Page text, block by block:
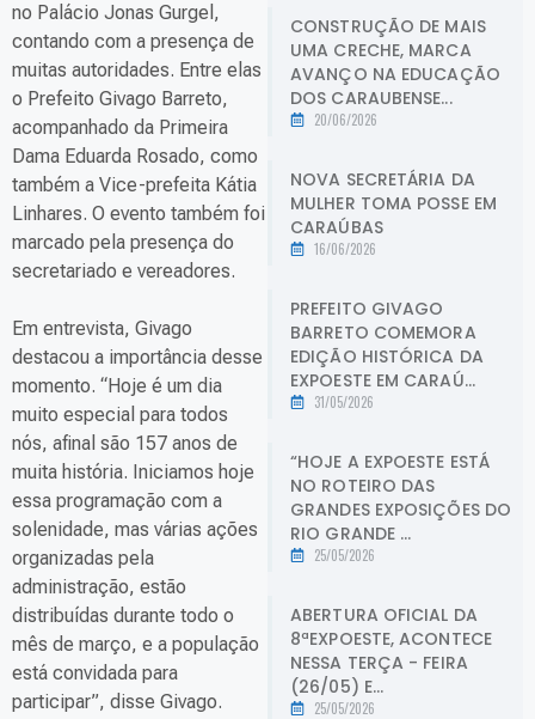
no Palácio Jonas Gurgel,
contando com a presença de
muitas autoridades. Entre elas
o Prefeito Givago Barreto,
acompanhado da Primeira
Dama Eduarda Rosado, como
também a Vice-prefeita Kátia
Linhares. O evento também foi
marcado pela presença do
secretariado e vereadores.
Em entrevista, Givago
destacou a importância desse
momento. “Hoje é um dia
muito especial para todos
nós, afinal são 157 anos de
muita história. Iniciamos hoje
essa programação com a
solenidade, mas várias ações
organizadas pela
administração, estão
distribuídas durante todo o
mês de março, e a população
está convidada para
participar”, disse Givago.
CONSTRUÇÃO DE MAIS
UMA CRECHE, MARCA
AVANÇO NA EDUCAÇÃO
DOS CARAUBENSE...
20/06/2026
NOVA SECRETÁRIA DA
MULHER TOMA POSSE EM
CARAÚBAS
16/06/2026
PREFEITO GIVAGO
BARRETO COMEMORA
EDIÇÃO HISTÓRICA DA
EXPOESTE EM CARAÚ...
31/05/2026
“HOJE A EXPOESTE ESTÁ
NO ROTEIRO DAS
GRANDES EXPOSIÇÕES DO
RIO GRANDE ...
25/05/2026
ABERTURA OFICIAL DA
8ªEXPOESTE, ACONTECE
NESSA TERÇA - FEIRA
(26/05) E...
25/05/2026